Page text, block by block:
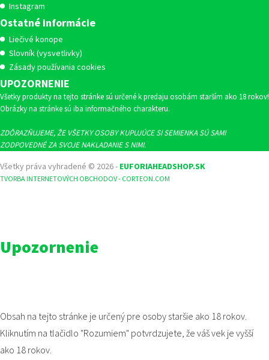
Instagram
Ostatné informácie
Liečivé konope
Slovník (vysvetlivky)
Zásady používania cookies
UPOZORNENIE
Všetky produkty na tejto stránke sú určené k predaju osobám starším ako 18 rokov!
Obrázky na stránke sú iba informačného charakteru.
ZDÔRAZŇUJEME, ŽE VŠETKY OSOBY KUPUJÚCE SI SEMIENKA SÚ SAMI
ZODPOVEDNÉ ZA SVOJE NAKLADANIE S NIMI.
Všetky práva vyhradené © 2026 - EUFORIAHEADSHOP.SK
TVORBA INTERNETOVÝCH OBCHODOV - CORTEON.COM
Upozornenie
Obsah na tejto stránke je určený pre osoby staršie ako 18 rokov.
Kliknutím na tlačidlo "Rozumiem" potvrdzujete, že váš vek je vyšší
ako 18 rokov.